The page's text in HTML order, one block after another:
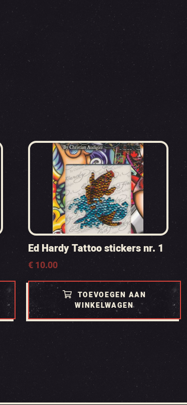
Ed Hardy Tattoo stickers nr. 1
€10.00
TOEVOEGEN AAN
WINKELWAGEN